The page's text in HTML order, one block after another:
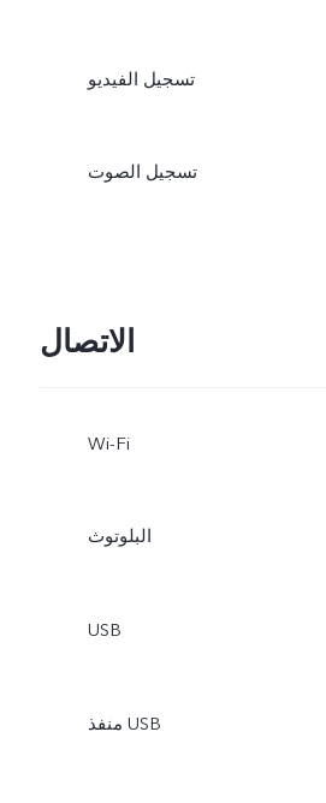
تسجيل الفيديو
تسجيل الصوت
الاتصال
Wi-Fi
البلوتوث
USB
منفذ USB